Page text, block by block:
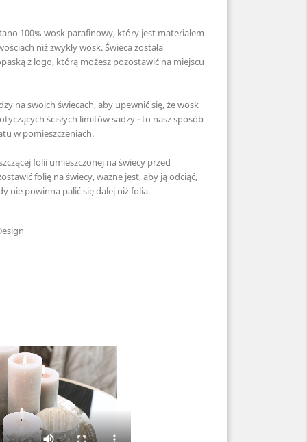
100% wosk parafinowy, który jest materiałem
niż zwykły wosk. Świeca została
z logo, którą możesz pozostawić na miejscu
na swoich świecach, aby upewnić się, że wosk
ścisłych limitów sadzy - to nasz sposób
w pomieszczeniach.
folii umieszczonej na świecy przed
folię na świecy, ważne jest, aby ją odciąć,
nie powinna palić się dalej niż folia.